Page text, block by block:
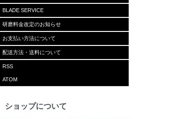
BLADE SERVICE
研磨料金改定のお知らせ
お支払い方法について
配送方法・送料について
RSS
ATOM
ショップについて